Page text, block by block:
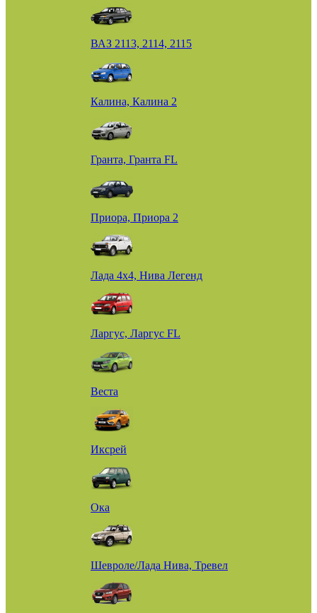
ВАЗ 2113, 2114, 2115
Калина, Калина 2
Гранта, Гранта FL
Приора, Приора 2
Лада 4х4, Нива Легенд
Ларгус, Ларгус FL
Веста
Иксрей
Ока
Шевроле/Лада Нива, Тревел